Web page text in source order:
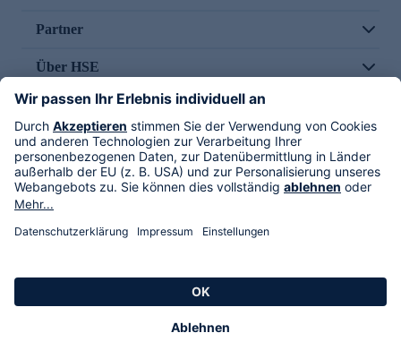
Partner
Über HSE
Im TV
HSE International